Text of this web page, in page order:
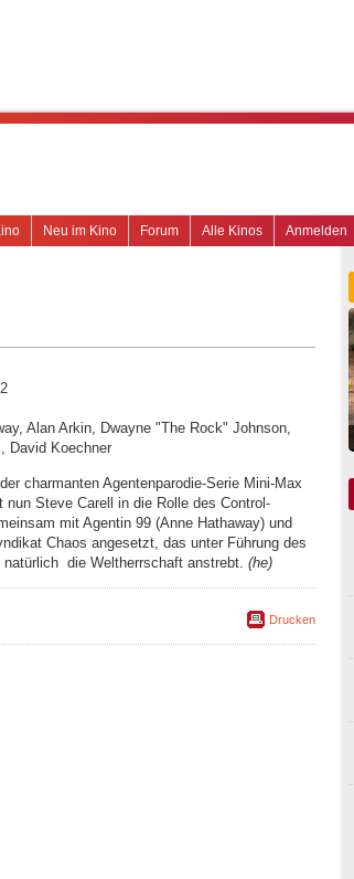
Anmelden
Alle Kinos
Forum
Neu im Kino
Alan Arkin, Dwayne "The Rock" Johnson,
David Koechner
charmanten Agentenparodie-Serie Mini-Max
Steve Carell in die Rolle des Control-
mit Agentin 99 (Anne Hathaway) und
Chaos angesetzt, das unter Führung des
 die Weltherrschaft anstrebt. (he)
Drucken